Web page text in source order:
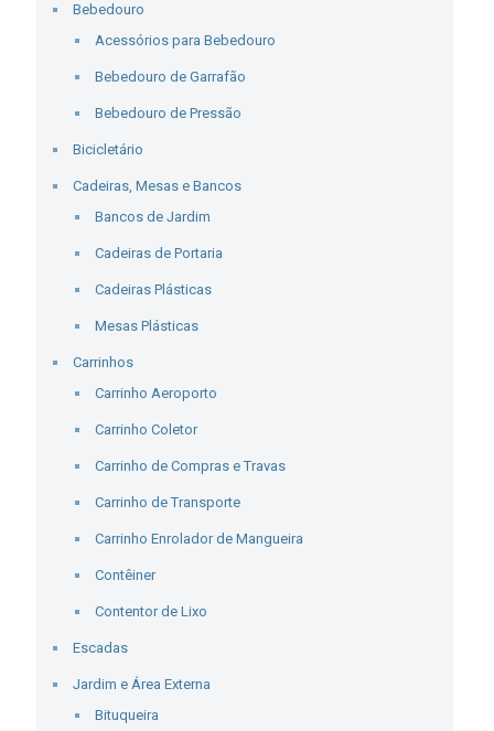
Bebedouro
Acessórios para Bebedouro
Bebedouro de Garrafão
Bebedouro de Pressão
Bicicletário
Cadeiras, Mesas e Bancos
Bancos de Jardim
Cadeiras de Portaria
Cadeiras Plásticas
Mesas Plásticas
Carrinhos
Carrinho Aeroporto
Carrinho Coletor
Carrinho de Compras e Travas
Carrinho de Transporte
Carrinho Enrolador de Mangueira
Contêiner
Contentor de Lixo
Escadas
Jardim e Área Externa
Bituqueira